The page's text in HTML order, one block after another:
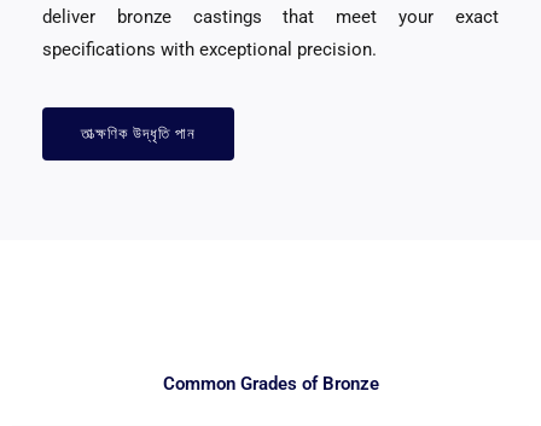
deliver bronze castings that meet your exact
specifications with exceptional precision.
তাত্ক্ষণিক উদ্ধৃতি পান
Common Grades of Bronze